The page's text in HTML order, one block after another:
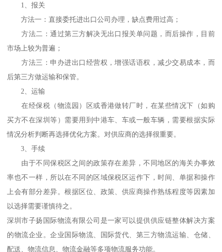
1、报关
方法一：直接委托进出口公司办理，缺点费用过高；
方法二：通过第三方解决无出口报关单问题，而后操作，目前
市场上较为普遍；
方法三：申办进出口经营权，增强话语权，减少交易成本，而
后第三方做运输和保管。
2、运输
在经保税（物流园）区或香港做转厂时，在某些情况下（如购
买方不在深圳等）需要用到中港车、车或一般车辆，需要根据实际
情况分析判断再选择优化方案。对供应商的选择很重要。
3、手续
由于不同保税区之间的政策存在差异，不同地区的海关办事效
率也不一样，所以在不同的区域保税区运作下，时间、单据和操作
上会有部分差异。根据区位、政策、供应商操作熟练程度等因素加
以选择需要谨慎待之。
深圳市子扬国际物流有限公司是一家可以提供供应链整体解决方案
的物流企业。企业国际物流、国际货代、第三方物流运输、仓储、
配送、物流信息、物流金融等多项物流服务功能。